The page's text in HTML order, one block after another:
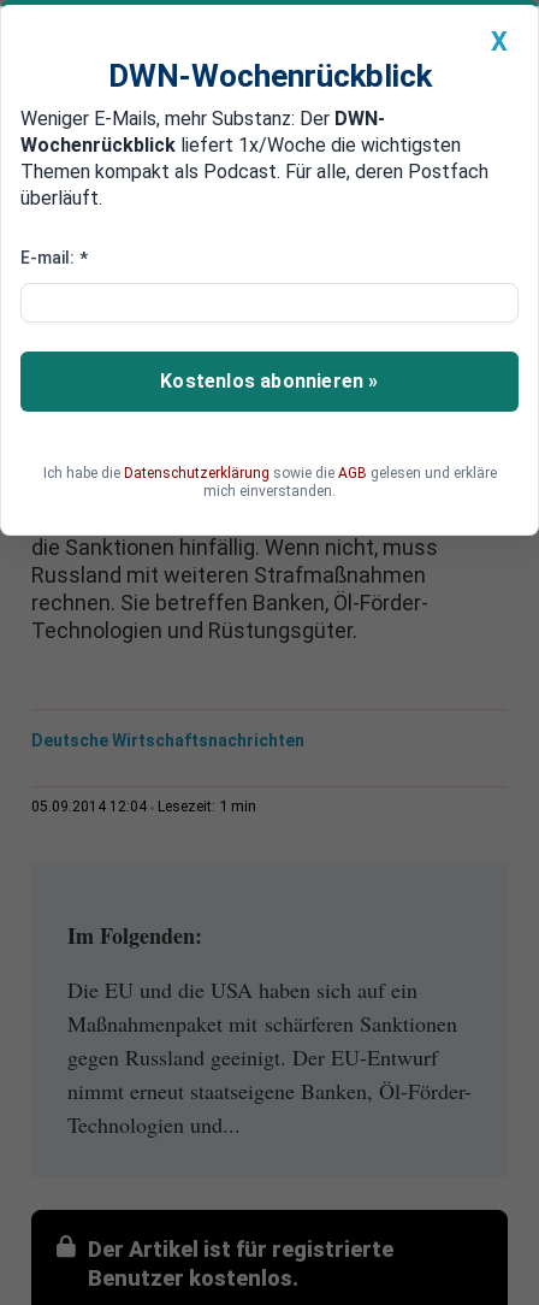
Newsticker MEIN DWN: Geldanlage Premium
Edelmetalle DWN-Magazin China
Noch nicht wirksam
Neue Sanktionen gegen
Russland sollen Banken und
Rüstung treffen
Die EU und die USA machen die Verhängung von
in der Ukraine abhängig. Sollte der
Waffenstillstand zwischen der ukrainischen
die Sanktionen hinfällig. Wenn nicht, muss
Russland mit weiteren Strafmaßnahmen
rechnen. Sie betreffen Banken, Öl-Förder-
Technologien und Rüstungsgüter.
Deutsche Wirtschaftsnachrichten
05.09.2014 12:04 Lesezeit: 1 min
Im Folgenden:
Die EU und die USA haben sich auf ein
Maßnahmenpaket mit schärferen Sanktionen
gegen Russland geeinigt. Der EU-Entwurf
nimmt erneut staatseigene Banken, Öl-Förder-
Technologien und...
Der Artikel ist für registrierte
Benutzer kostenlos.
X
DWN-Wochenrückblick
Weniger E-Mails, mehr Substanz: Der DWN-
Wochenrückblick liefert 1x/Woche die wichtigsten
Themen kompakt als Podcast. Für alle, deren Postfach
überläuft.
E-mail: *
Kostenlos abonnieren »
Ich habe die Datenschutzerklärung sowie die AGB gelesen und erkläre
mich einverstanden.